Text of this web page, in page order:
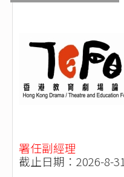
署任副經理
截止日期：2026-8-31